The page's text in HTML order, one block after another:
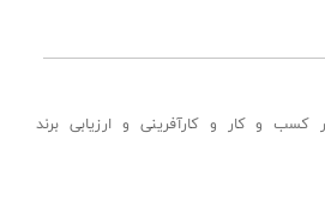
کسب و کار و کارآفرینی و ارزیابی برند